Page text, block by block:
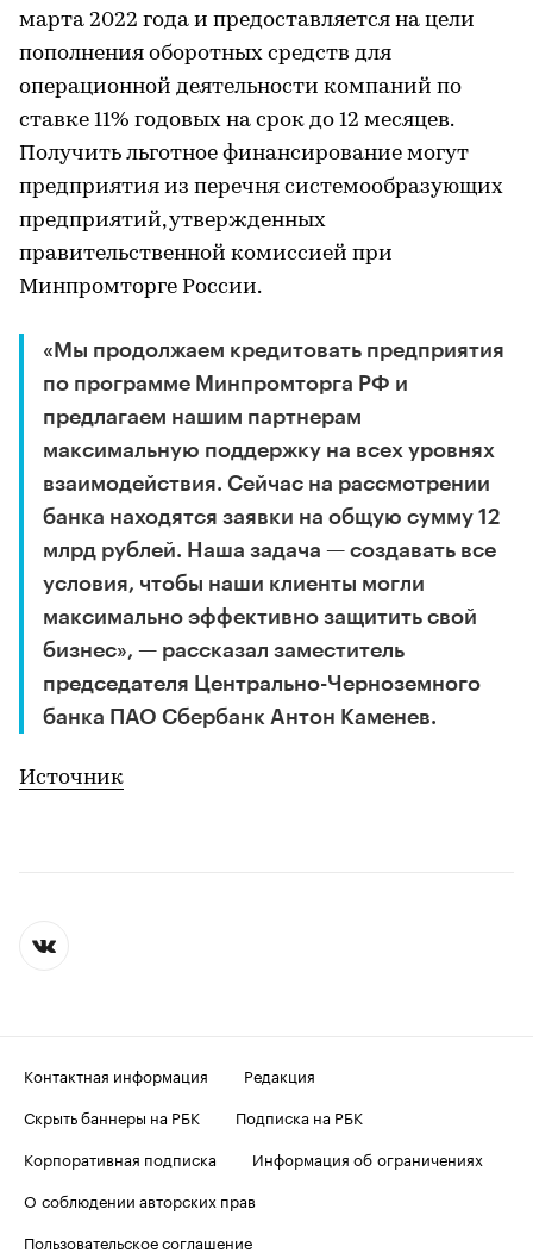
марта 2022 года и предоставляется на цели
пополнения оборотных средств для
операционной деятельности компаний по
ставке 11% годовых на срок до 12 месяцев.
Получить льготное финансирование могут
предприятия из перечня системообразующих
предприятий, утвержденных
правительственной комиссией при
Минпромторге России.
«Мы продолжаем кредитовать предприятия
по программе Минпромторга РФ и
предлагаем нашим партнерам
максимальную поддержку на всех уровнях
взаимодействия. Сейчас на рассмотрении
банка находятся заявки на общую сумму 12
млрд рублей. Наша задача — создавать все
условия, чтобы наши клиенты могли
максимально эффективно защитить свой
бизнес», — рассказал заместитель
председателя Центрально-Черноземного
банка ПАО Сбербанк Антон Каменев.
Источник
Контактная информация
Редакция
Скрыть баннеры на РБК
Подписка на РБК
Корпоративная подписка
Информация об ограничениях
О соблюдении авторских прав
Пользовательское соглашение